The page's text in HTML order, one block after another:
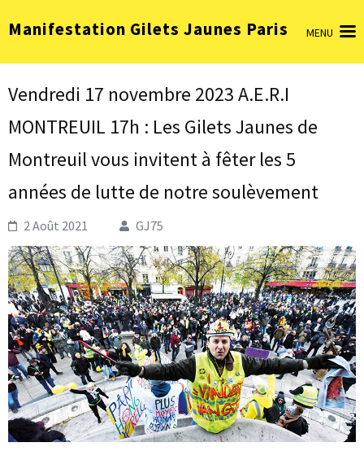
au
(Pressez
Entrée)
Manifestation Gilets Jaunes Paris MENU
Vendredi 17 novembre 2023 A.E.R.I
MONTREUIL 17h : Les Gilets Jaunes de
Montreuil vous invitent à fêter les 5
années de lutte de notre soulèvement
2 Août 2021 GJ75